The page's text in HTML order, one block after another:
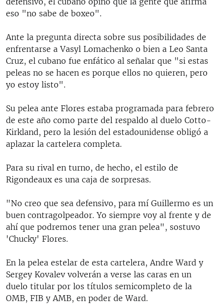
eso "no sabe de boxeo".
Ante la pregunta directa sobre sus posibilidades de
enfrentarse a Vasyl Lomachenko o bien a Leo Santa
Cruz, el cubano fue enfático al señalar que "si estas
peleas no se hacen es porque ellos no quieren, pero
yo estoy listo".
Su pelea ante Flores estaba programada para febrero
de este año como parte del respaldo al duelo Cotto-
Kirkland, pero la lesión del estadounidense obligó a
aplazar la cartelera completa.
Para su rival en turno, de hecho, el estilo de
Rigondeaux es una caja de sorpresas.
"No creo que sea defensivo, para mí Guillermo es un
buen contragolpeador. Yo siempre voy al frente y de
ahí que podremos tener una gran pelea", sostuvo
'Chucky' Flores.
En la pelea estelar de esta cartelera, Andre Ward y
Sergey Kovalev volverán a verse las caras en un
duelo titular por los títulos semicompleto de la
OMB, FIB y AMB, en poder de Ward.